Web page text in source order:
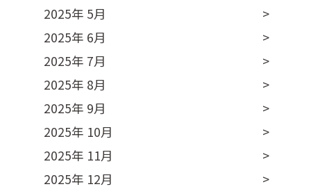
2025年 5月
2025年 6月
2025年 7月
2025年 8月
2025年 9月
2025年 10月
2025年 11月
2025年 12月